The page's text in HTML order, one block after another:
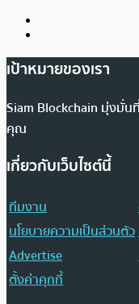
เป้าหมายของเรา
Siam Blockchain มุ่งมั่น
คุณ
เกี่ยวกับเว็บไซต์นี้
ทีมงาน
นโยบายความเป็นส่วนตัว
Advertise
ตั้งค่าคุกกี้